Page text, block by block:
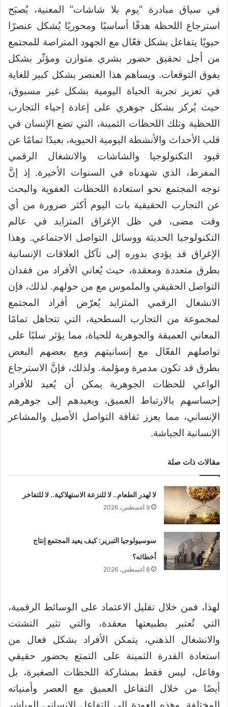
في سياق مبادرة “يوم بلا شاشات” المعنية، يُصبَح
استرجاع اللحظة هدفًا أساسيًا ومحوريًا يُشكل عنصرًا
حيويًا يتفاعل بشكل فعّال مع الجهود المتراصة للمجتمع
من أجل تحقيق حضور بشري متوازن ومؤثّر بشكل
يفوق التوقعات. ويساهم هذا العنصر بشكل كبير للغاية
في تعزيز تجربة الحياة اليومية بشكل غير مسبوق،
حيث يُركز بشكل جوهري على إعادة إحياء التجارب
اللحظية وتلك اللحظات الثمينة، التي تضع الإنسان في
قلب الأحداث والأنشطة اليومية الحيوية، بعيدًا تمامًا عن
قيود التكنولوجيا والشاشات والانشغال الرقمي
المفرط، الذي شهدناه في السنوات الأخيرة. إذ إنَّ
توجه المجتمع نحو استعادة اللحظات العفوية والبحث
عن التجارب الحقيقية بات اليوم أكثر ضرورة من أي
وقت مضى، في ظل الإغراق المتزايد في عالم
التكنولوجيا الحديثة ووسائل التواصل الاجتماعي. وهذا
الإغراق قد يؤدي بدوره إلى تآكل العلاقات الإنسانية
بطرق متعددة ومعقدة، حيث يُعاني الأفراد من فقدان
التواصل الحقيقي والملموس مع من حولهم. لذلك، فإن
الانشغال الرقمي المتزايد يُعرّض أفراد المجتمع
لمجموعة من التجارب السطحية، التي تتجاهل تمامًا
المعاني العميقة والجوهرية للحياة، مما يؤثر سلبًا على
تواصلهم الفعّال مع إنسانيتهم ومع بعضهم البعض
بطرق قد تكون مدمرة ومؤلمة. ولذلك، فإنَّ الاسترجاع
الواعي للحظات الجوهرية يمكن أن يُعيد للأفراد
إحساسهم بالارتباط العميق، ويعيدهم إلى جوهرهم
الإنساني، مما يعزز ثقافة التواصل الأصيل والمشاعر
الإنسانية الجياشة.
مقالات ذات صلة
لا لهدر الطعام.. لا للنزعة الاستهلاكية.. لا للتفاخر
9 أغسطس، 2026
سوسيولوجيا التبرير: كيف يعيد المجتمع إنتاج
أخطائه؟
8 أغسطس، 2026
لهذا، فمن خلال تقليل الاعتماد على الوسائط الرقمية،
التي تُعتبر بطبيعتها معقدة، والتي تثير التشتت
والانشغال الذهني، يتمكن الأفراد بشكل فعال من
استعادة القدرة الثمينة على التمتع بحضور حقيقي
وفاعل، ليس فقط بمشاركة اللحظات الصغيرة، بل
أيضًا من خلال التفاعل العميق مع العصر وأمنياته